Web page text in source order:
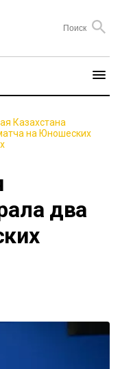
Казахстана
на Юношеских
два